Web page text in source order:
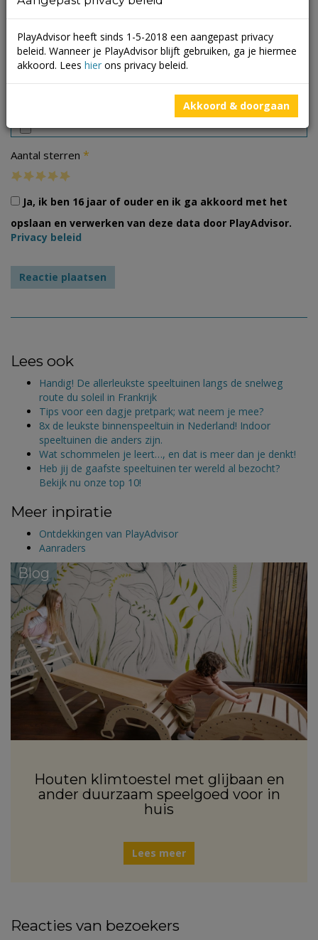
Aantal sterren *
Ja, ik ben 16 jaar of ouder en ik ga akkoord met het
opslaan en verwerken van deze data door PlayAdvisor.
Privacy beleid
Lees ook
Handig! De allerleukste speeltuinen langs de snelweg
route du soleil in Frankrijk
Tips voor een dagje pretpark; wat neem je mee?
8x de leukste binnenspeeltuin in Nederland! Indoor
speeltuinen die anders zijn.
Wat schommelen je leert…, en dat is meer dan je denkt!
Heb jij de gaafste speeltuinen ter wereld al bezocht?
Bekijk nu onze top 10!
Meer inpiratie
Ontdekkingen van PlayAdvisor
Aanraders
Blog
Houten klimtoestel met glijbaan en
ander duurzaam speelgoed voor in
huis
Lees meer
Reacties van bezoekers
PlayAdvisor heeft sinds 1-5-2018 een aangepast privacy
beleid. Wanneer je PlayAdvisor blijft gebruiken, ga je hiermee
akkoord. Lees hier ons privacy beleid.
Akkoord & doorgaan